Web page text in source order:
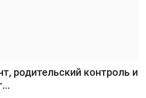
родительский контроль и